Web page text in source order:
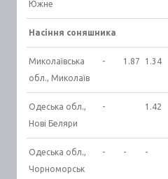
Южне
Насіння соняшника
Миколаївська
обл., Миколаїв
- 1.87 1.34
Одеська обл.,
Нові Беляри
- 1.42
Одеська обл.,
Чорноморськ
- - -